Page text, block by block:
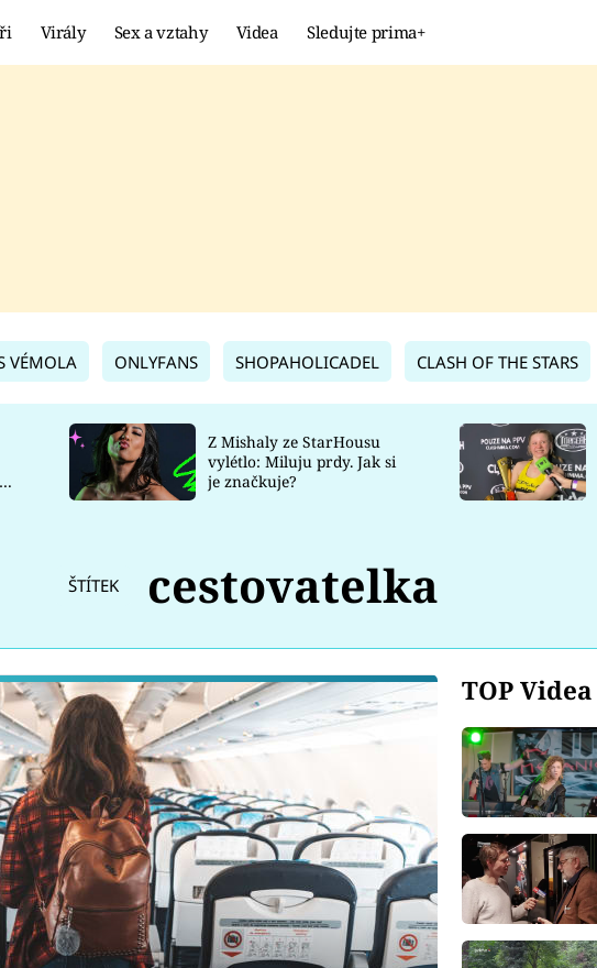
Virály Sex a vztahy Videa Sledujte prima+
VÉMOLA ONLYFANS SHOPAHOLICADEL CLASH OF THE STARS
Z Mishaly ze StarHousu
vylétlo: Miluju prdy. Jak si
je značkuje?
ŠTÍTEK cestovatelka
TOP Videa